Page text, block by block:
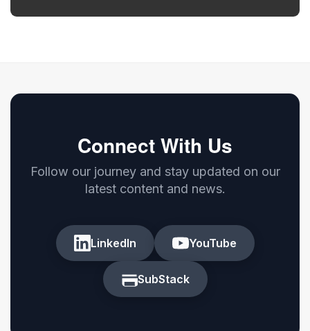
Connect With Us
Follow our journey and stay updated on our
latest content and news.
LinkedIn YouTube
SubStack